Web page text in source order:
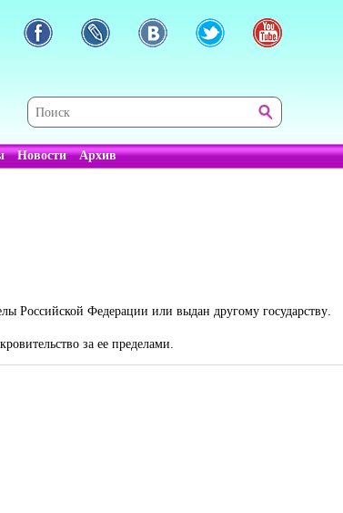
Новости Архив
Российской Федерации или выдан другому государству.
за ее пределами.